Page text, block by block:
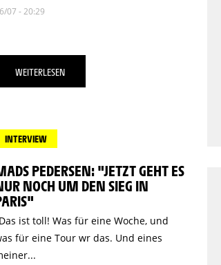
07 - 20:29
WEITERLESEN
INTERVIEW
PEDERSEN: "JETZT GEHT ES
NOCH UM DEN SIEG IN
ist toll! Was für eine Woche, und
für eine Tour wr das. Und eines